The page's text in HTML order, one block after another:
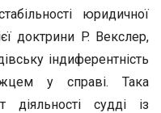
юридичної
доктрини P. Векслер,
індиферентність
у справі. Така
діяльності судді із